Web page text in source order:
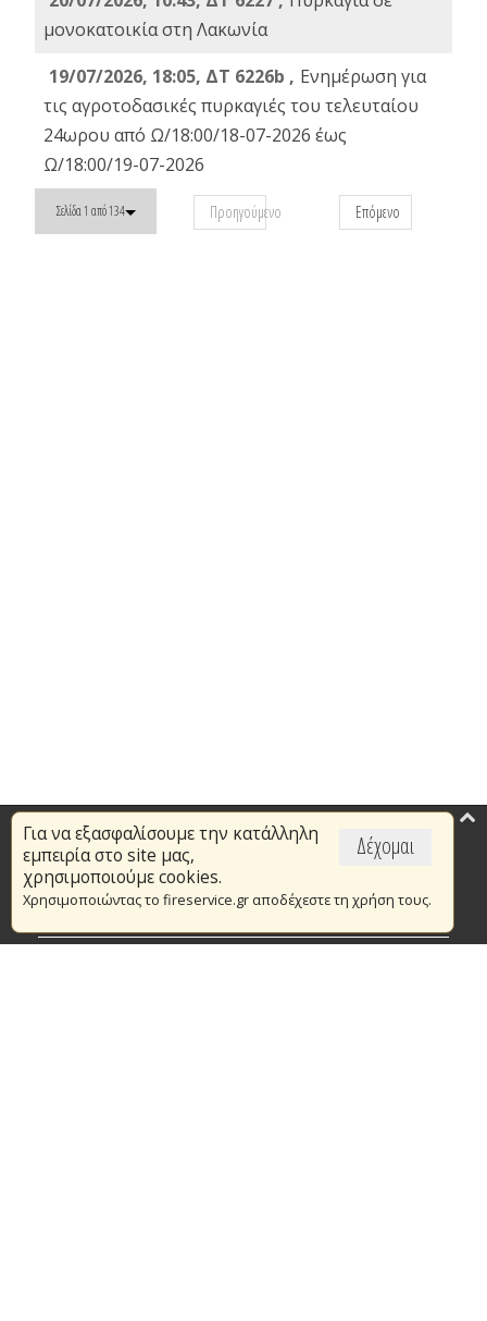
μονοκατοικία στη Λακωνία
19/07/2026, 18:05, ΔΤ 6226b , Ενημέρωση για
τις αγροτοδασικές πυρκαγιές του τελευταίου
24ωρου από Ω/18:00/18-07-2026 έως
Ω/18:00/19-07-2026
Σελίδα 1 από 134 Προηγούμενο Επόμενο
Δέχομαι
Για να εξασφαλίσουμε την κατάλληλη
εμπειρία στο site μας,
χρησιμοποιούμε cookies.
Χρησιμοποιώντας το fireservice.gr αποδέχεστε τη χρήση τους.
Επικαιρότητα
Το Πυροσβεστικό Σώμα